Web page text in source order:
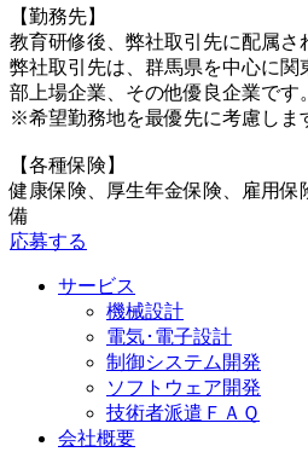
【勤務先】
教育研修後、弊社取引先に配属さ
弊社取引先は、群馬県を中心に関
部上場企業、その他優良企業です。
※希望勤務地を最優先に考慮しま
【各種保険】
健康保険、厚生年金保険、雇用
備
応募する
サービス
機械設計
電気･電子設計
制御システム開発
ソフトウェア開発
技術者派遣ＦＡＱ
会社概要